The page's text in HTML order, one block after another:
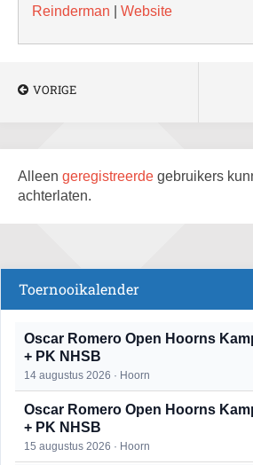
Reinderman
Website
VORIGE
Alleen geregistreerde gebruikers
achterlaten.
Toernooikalender
Oscar Romero Open Hoorns
+ PK NHSB
14 augustus 2026 · Hoorn
Oscar Romero Open Hoorns
+ PK NHSB
15 augustus 2026 · Hoorn